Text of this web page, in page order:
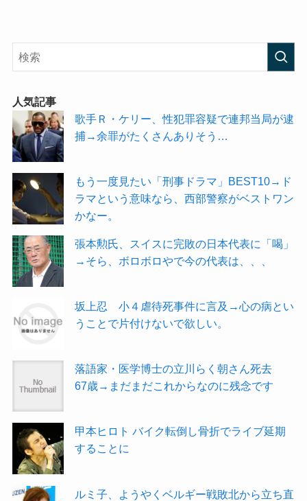
人気記事
歌手Ｒ・ケリー、性犯罪容疑で連邦当局が逮
捕→余罪がたくさんありそう…
もう一度見たい「刑事ドラマ」BEST10→ド
ラマという意味なら、西部警察がベストワン
かなー。
張本勲氏、スイスに完敗の日本代表に「喝」
→そら、ボロボロやで今の代表は、、、
坂上忍 小４虐待死事件に言及→心の病とい
うことで片付けないで欲しい。
落語家・医学博士の立川らく朝さん死去
67歳→まだまだこれからなのに残念です
甲本ヒロト バイク転倒し骨折でライブ延期
することに
ルミ子、ようやくベルギー戦敗北から立ち直